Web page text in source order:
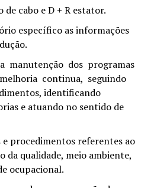
de cabo e D + R estator.
específico as informações
manutenção dos programas
continua, seguindo
identificando
e atuando no sentido de
procedimentos referentes ao
da qualidade, meio ambiente,
ocupacional.